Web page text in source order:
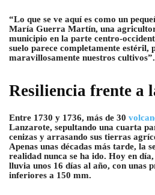
“Lo que se ve aquí es como un
María Guerra Martín, una
municipio en la parte centro-
suelo parece completamente estéril,
maravillosamente nuestros cultivos”.
Resiliencia frente a
Entre 1730 y 1736, más de 30
Lanzarote, sepultando una cuarta
cenizas y arrasando sus tierras
Apenas unas décadas más tarde, la
realidad nunca se ha ido. Hoy en
lluvia unos 16 días al año, con unas
inferiores a 150 mm.